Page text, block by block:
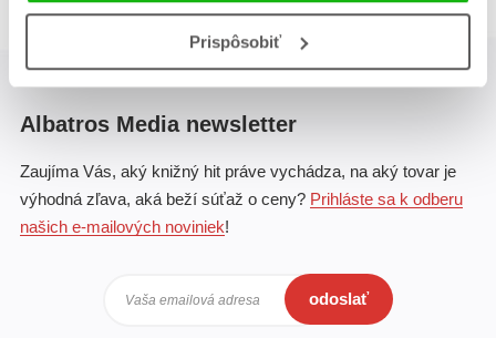
Prispôsobiť
Albatros Media newsletter
Zaujíma Vás, aký knižný hit práve vychádza, na aký tovar je
výhodná zľava, aká beží súťaž o ceny? Prihláste sa k odberu
našich e-mailových noviniek!
Vaša emailová adresa odoslať